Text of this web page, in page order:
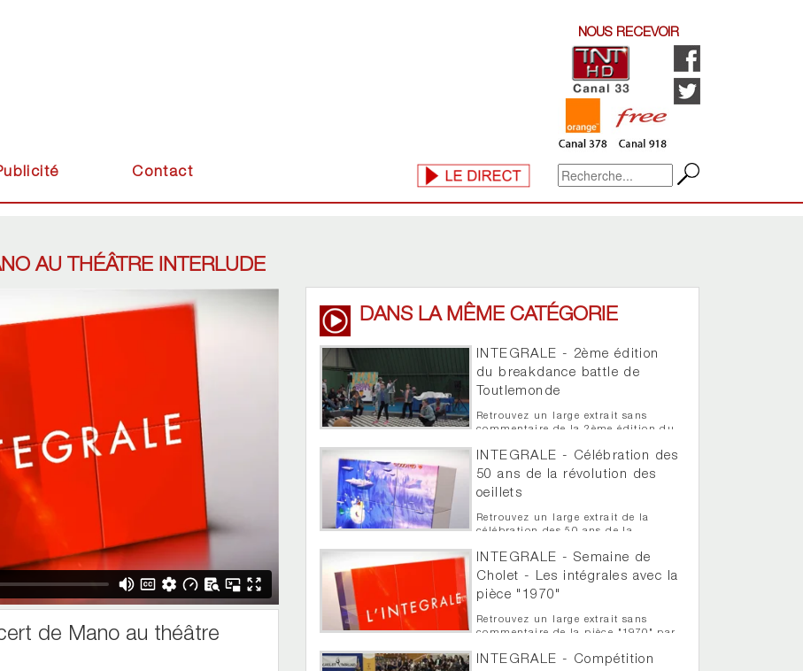
NOUS RECEVOIR
Contact
AU THÉÂTRE INTERLUDE
de Mano au théâtre
DANS LA MÊME CATÉGORIE
INTEGRALE - 2ème édition
du breakdance battle de
Toutlemonde
Retrouvez un large extrait sans
commentaire de la 2ème édition du
INTEGRALE - Célébration des
50 ans de la révolution des
oeillets
Retrouvez un large extrait de la
célébration des 50 ans de la
INTEGRALE - Semaine de
Cholet - Les intégrales avec la
pièce "1970"
Retrouvez un large extrait sans
commentaire de la pièce "1970" par
intégrale de la semaine de Cholet
INTEGRALE - Compétition